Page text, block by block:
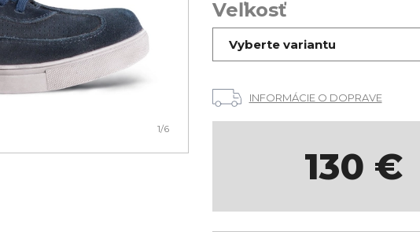
1/6
Veľkosť
Vyberte variantu
INFORMÁCIE O DOPRAVE
130 €